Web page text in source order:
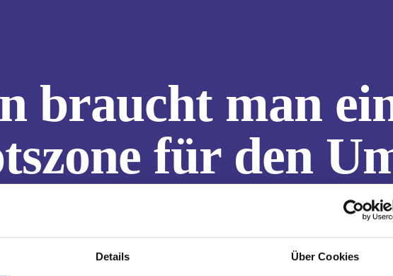
Details Über Cookies
braucht man
für den